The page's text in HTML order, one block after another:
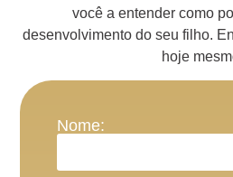
você a entender como
desenvolvimento do seu filho.
hoje
Nome: